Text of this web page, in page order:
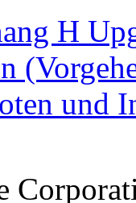
H
und